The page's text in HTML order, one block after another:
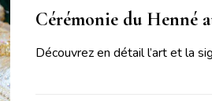
Cérémonie du Henné
Découvrez en détail l’art et la